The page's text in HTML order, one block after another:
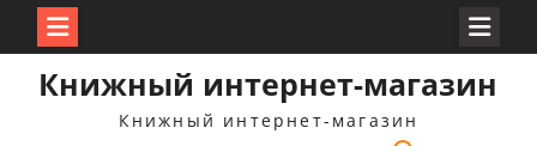
Книжный интернет-магазин
Книжный интернет-магазин